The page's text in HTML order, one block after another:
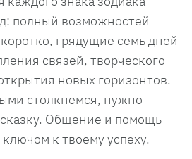
полный возможностей
грядущие семь дней
связей, творческого
новых горизонтов.
столкнемся, нужно
Общение и помощь
к твоему успеху.